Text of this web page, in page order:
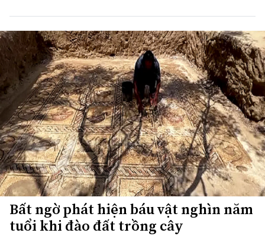
Bất ngờ phát hiện báu vật nghìn năm
tuổi khi đào đất trồng cây